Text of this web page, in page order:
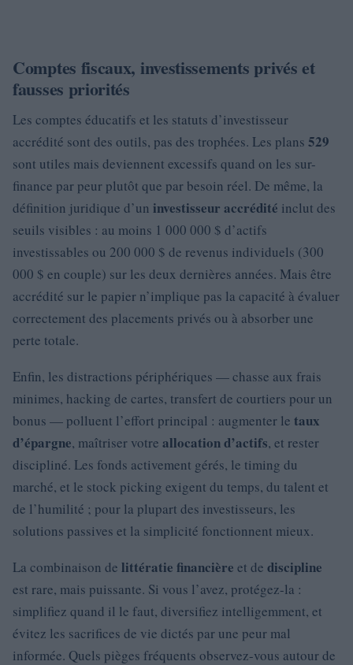
Comptes fiscaux, investissements privés et
fausses priorités
Les comptes éducatifs et les statuts d’investisseur
accrédité sont des outils, pas des trophées. Les plans 529
sont utiles mais deviennent excessifs quand on les sur-
finance par peur plutôt que par besoin réel. De même, la
définition juridique d’un investisseur accrédité inclut des
seuils visibles : au moins 1 000 000 $ d’actifs
investissables ou 200 000 $ de revenus individuels (300
000 $ en couple) sur les deux dernières années. Mais être
accrédité sur le papier n’implique pas la capacité à évaluer
correctement des placements privés ou à absorber une
perte totale.
Enfin, les distractions périphériques — chasse aux frais
minimes, hacking de cartes, transfert de courtiers pour un
bonus — polluent l’effort principal : augmenter le taux
d’épargne, maîtriser votre allocation d’actifs, et rester
discipliné. Les fonds activement gérés, le timing du
marché, et le stock picking exigent du temps, du talent et
de l’humilité ; pour la plupart des investisseurs, les
solutions passives et la simplicité fonctionnent mieux.
La combinaison de littératie financière et de discipline
est rare, mais puissante. Si vous l’avez, protégez-la :
simplifiez quand il le faut, diversifiez intelligemment, et
évitez les sacrifices de vie dictés par une peur mal
informée. Quels pièges fréquents observez-vous autour de